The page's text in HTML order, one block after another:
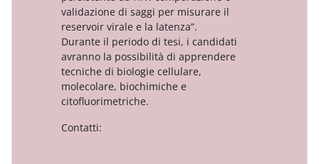
validazione di saggi per misurare il
reservoir virale e la latenza”.
Durante il periodo di tesi, i candidati
avranno la possibilità di apprendere
tecniche di biologie cellulare,
molecolare, biochimiche e
citofluorimetriche.
Contatti: